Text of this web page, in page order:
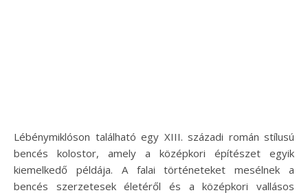
Lébénymiklóson található egy XIII. századi román stílusú
bencés kolostor, amely a középkori építészet egyik
kiemelkedő példája. A falai történeteket mesélnek a
bencés szerzetesek életéről és a középkori vallásos